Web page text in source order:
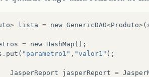
> lista = new GenericDAO<Produto> (
= new HashMap ();
. put ( "parametro1" , "valor1" );
JasperReport jasperReport =